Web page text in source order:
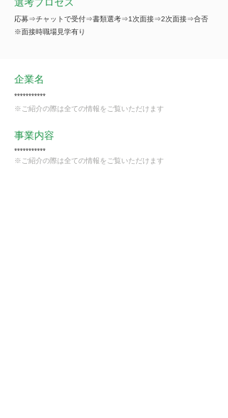
応募⇒チャットで受付⇒書類選考⇒1次面接⇒2次面接⇒合否
※面接時職場見学有り
企業名
***********
※ご紹介の際は全ての情報をご覧いただけます
事業内容
***********
※ご紹介の際は全ての情報をご覧いただけます